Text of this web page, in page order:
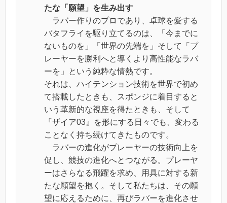
たな「願望」を生み出す
ラバー作りのプロであり、卓球を愛する
バタフライを駆り立てるのは、「今までに
ないものを」「世界の先端を」そして「プ
レーヤーを勝利へと導くより高性能なラバ
ーを」という純粋な情熱です。
それは、ハイテンション技術を世界で初め
て搭載したときも、スポンジに着目すると
いう革新的な視座を得たときも、そして
『ザイア03』を形にする日々でも、変わる
ことなく持ち続けてきたものです。
ラバーの進化がプレーヤーの技術向上を
促し、競技の進化へとつながる。プレーヤ
ーはさらなる飛躍を求め、用具に対する新
たな願望を抱く。そして私たちは、その願
望に応えるために、再びラバーを進化させ